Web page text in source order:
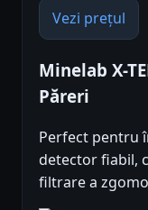
Vezi prețul
Minelab X-
Păreri
Perfect pentru
detector fiabil,
filtrare a